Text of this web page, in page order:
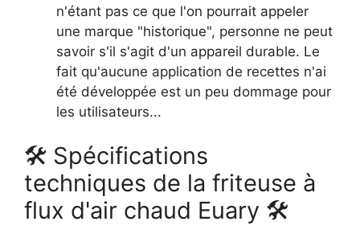
n'étant pas ce que l'on pourrait appeler
une marque "historique", personne ne peut
savoir s'il s'agit d'un appareil durable. Le
fait qu'aucune application de recettes n'ai
été développée est un peu dommage pour
les utilisateurs...
🛠 Spécifications
techniques de la friteuse à
flux d'air chaud Euary 🛠